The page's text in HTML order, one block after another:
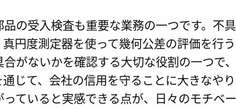
の受入検査も重要な業務の一つです。不
円度測定器を使って幾何公差の評価を行う
がないかを確認する大切な役割の一つで
じて、会社の信用を守ることに大きなや
ていると実感できる点が、日々のモチベー